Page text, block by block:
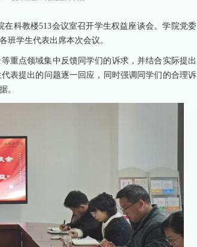
科教楼513会议室召开学生权益座谈会。学院党委
班学生代表出席本次会议。
重点领域集中反馈同学们的诉求，并结合实际提出
表提出的问题逐一回应，同时强调同学们的合理诉
。